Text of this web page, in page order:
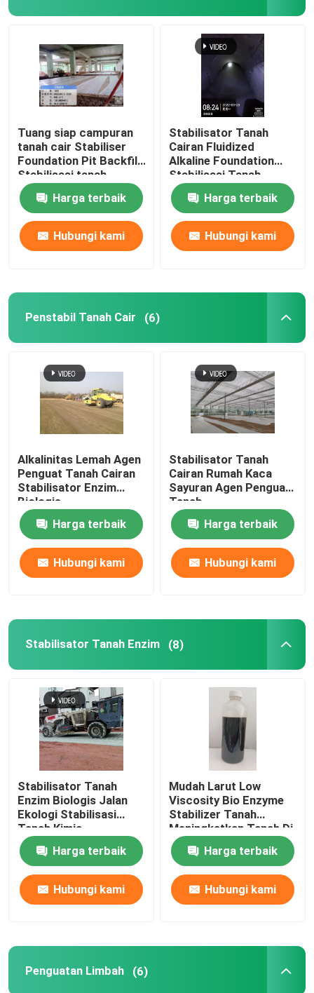
Kontrol Kualitas
Hubungi Kami
Permintaan Penawaran
Stabilisator Tanah Jalan
Stabilisator Tanah Cairan
Stabiliser Beton
Silikat Natrium Kaca Air
Aditif Beton Dibawah Air
Litium Silikat
Agen Retensi Air
Graphene Stabilizer Tanah
agen tahan air
Pompa beton trailer
Mesin penyemprotan basah
Tuang siap campuran
tanah cair Stabiliser
Foundation Pit Backfill
Stabilisasi tanah
Harga terbaik
Hubungi kami
Stabilisator Tanah
Cairan Fluidized
Alkaline Foundation
Stabilisasi Tanah
Harga terbaik
Hubungi kami
Penstabil Tanah Cair (6)
Alkalinitas Lemah Agen
Penguat Tanah Cairan
Stabilisator Enzim
Biologis
Harga terbaik
Hubungi kami
Stabilisator Tanah
Cairan Rumah Kaca
Sayuran Agen Penguat
Tanah
Harga terbaik
Hubungi kami
Stabilisator Tanah Enzim (8)
Stabilisator Tanah
Enzim Biologis Jalan
Ekologi Stabilisasi
Tanah Kimia
Harga terbaik
Hubungi kami
Mudah Larut Low
Viscosity Bio Enzyme
Stabilizer Tanah
Meningkatkan Tanah Di
Semua Jenis
PermukaanHarga terbaik
Hubungi kami
Penguatan Limbah (6)